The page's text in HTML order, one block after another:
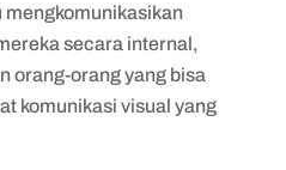
mengkomunikasikan
secara internal,
orang-orang yang bisa
komunikasi visual yang